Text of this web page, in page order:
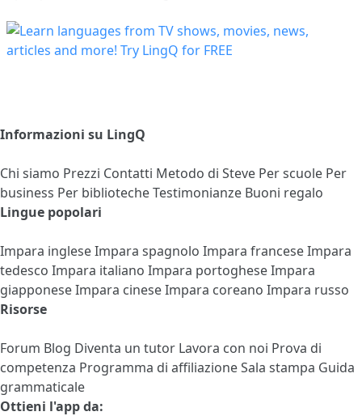
Informazioni su LingQ
Chi siamo Prezzi Contatti Metodo di Steve Per scuole Per
business Per bibliotecheTestimonianze Buoni regalo
Lingue popolari
Impara ingleseImpara spagnolo Impara franceseImpara
tedesco Impara italiano Impara portogheseImpara
giapponeseImpara cineseImpara coreano Impara russo
Risorse
Forum Blog Diventa un tutor Lavora con noi Prova di
competenza Programma di affiliazioneSala stampa Guida
grammaticale
Ottieni l'app da: